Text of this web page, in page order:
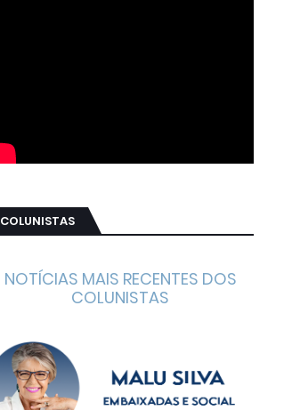
COLUNISTAS
NOTÍCIAS MAIS RECENTES DOS
COLUNISTAS